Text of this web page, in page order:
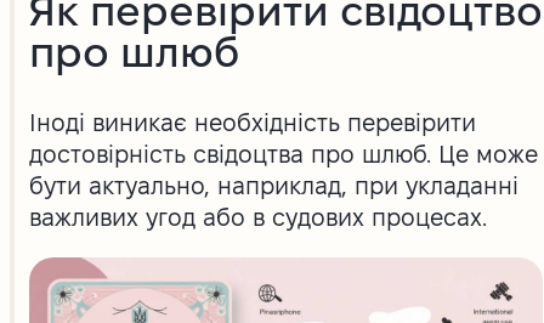
Як перевірити свідоцтво
про шлюб
Іноді виникає необхідність перевірити
достовірність свідоцтва про шлюб. Це може
бути актуально, наприклад, при укладанні
важливих угод або в судових процесах.